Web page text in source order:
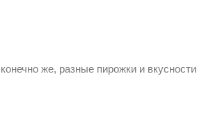
же, разные пирожки и вкусности